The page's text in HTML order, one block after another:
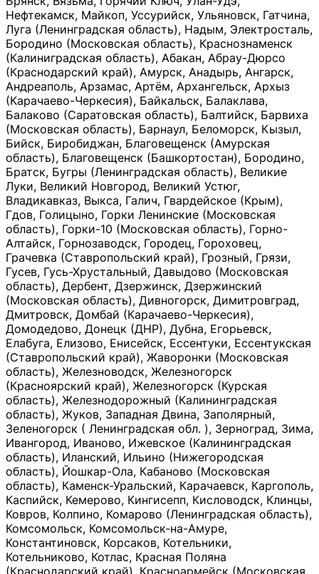
Нефтекамск, Майкоп, Уссурийск, Ульяновск, Гатчина,
Луга (Ленинградская область), Надым, Электросталь,
Бородино (Московская область), Краснознаменск
(Калиниградская область), Абакан, Абрау-Дюрсо
(Краснодарский край), Амурск, Анадырь, Ангарск,
Андреаполь, Арзамас, Артём, Архангельск, Архыз
(Карачаево-Черкесия), Байкальск, Балаклава,
Балаково (Саратовская область), Балтийск, Барвиха
(Московская область), Барнаул, Беломорск, Кызыл,
Бийск, Биробиджан, Благовещенск (Амурская
область), Благовещенск (Башкортостан), Бородино,
Братск, Бугры (Ленинградская область), Великие
Луки, Великий Новгород, Великий Устюг,
Владикавказ, Выкса, Галич, Гвардейское (Крым),
Гдов, Голицыно, Горки Ленинские (Московская
область), Горки-10 (Московская область), Горно-
Алтайск, Горнозаводск, Городец, Гороховец,
Грачевка (Ставропольский край), Грозный, Грязи,
Гусев, Гусь-Хрустальный, Давыдово (Московская
область), Дербент, Дзержинск, Дзержинский
(Московская область), Дивногорск, Димитровград,
Дмитровск, Домбай (Карачаево-Черкесия),
Домодедово, Донецк (ДНР), Дубна, Егорьевск,
Елабуга, Елизово, Енисейск, Ессентуки, Ессентукская
(Ставропольский край), Жаворонки (Московская
область), Железноводск, Железногорск
(Красноярский край), Железногорск (Курская
область), Железнодорожный (Калининградская
область), Жуков, Западная Двина, Заполярный,
Зеленогорск ( Ленинградская обл. ), Зерноград, Зима,
Ивангород, Иваново, Ижевское (Калининградская
область), Иланский, Ильино (Нижегородская
область), Йошкар-Ола, Кабаново (Московская
область), Каменск-Уральский, Карачаевск, Каргополь,
Каспийск, Кемерово, Кингисепп, Кисловодск, Клинцы,
Ковров, Колпино, Комарово (Ленинградская область),
Комсомольск, Комсомольск-на-Амуре,
Константиновск, Корсаков, Котельники,
Котельниково, Котлас, Красная Поляна
(Краснодарский край), Красноармейск (Московская